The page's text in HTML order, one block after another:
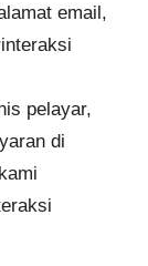
email,
pelayar,
di